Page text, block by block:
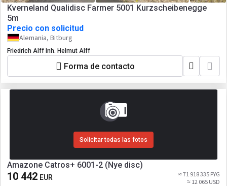
Kverneland Qualidisc Farmer 5001 Kurzscheibenegge
5m
Precio con solicitud
Alemania, Bitburg
Friedrich Alff Inh. Helmut Alff
Forma de contacto
Solicitar todas las fotos
Amazone Catros+ 6001-2 (Nye disc)
10 442 EUR
≈ 71 918 335 PYG
≈ 12 065 USD